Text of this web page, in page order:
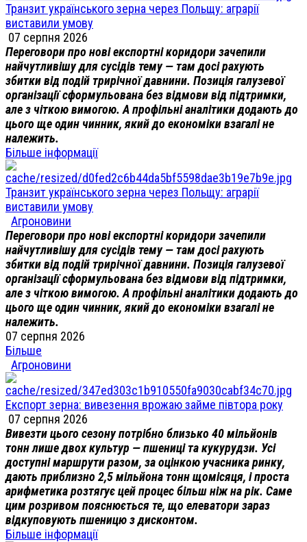
Транзит українського зерна через Польщу: аграрії
виставили умову
07 серпня 2026
Переговори про нові експортні коридори зачепили
найчутливішу для сусідів тему — там досі рахують
збитки від подій трирічної давнини. Позиція галузевої
організації сформульована без відмови від підтримки,
але з чіткою вимогою. А профільні аналітики додають до
цього ще один чинник, який до економіки взагалі не
належить.
Більше інформації
Транзит українського зерна через Польщу: аграрії
виставили умову
Агроновини
Переговори про нові експортні коридори зачепили
найчутливішу для сусідів тему — там досі рахують
збитки від подій трирічної давнини. Позиція галузевої
організації сформульована без відмови від підтримки,
але з чіткою вимогою. А профільні аналітики додають до
цього ще один чинник, який до економіки взагалі не
належить.
07 серпня 2026
Більше
Агроновини
Експорт зерна: вивезення врожаю займе півтора року
07 серпня 2026
Вивезти цього сезону потрібно близько 40 мільйонів
тонн лише двох культур — пшениці та кукурудзи. Усі
доступні маршрути разом, за оцінкою учасника ринку,
дають приблизно 2,5 мільйона тонн щомісяця, і проста
арифметика розтягує цей процес більш ніж на рік. Саме
цим розривом пояснюється те, що елеватори зараз
відкуповують пшеницю з дисконтом.
Більше інформації